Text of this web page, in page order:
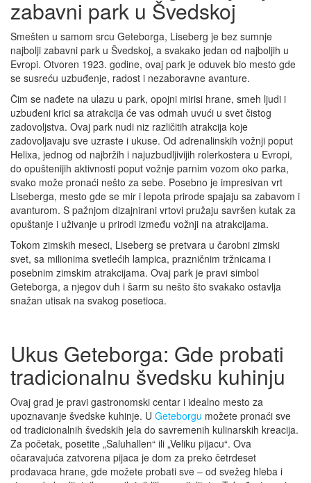
zabavni park u Švedskoj
Smešten u samom srcu Geteborga, Liseberg je bez sumnje
najbolji zabavni park u Švedskoj, a svakako jedan od najboljih u
Evropi. Otvoren 1923. godine, ovaj park je oduvek bio mesto gde
se susreću uzbuđenje, radost i nezaboravne avanture.
Čim se nađete na ulazu u park, opojni mirisi hrane, smeh ljudi i
uzbuđeni krici sa atrakcija će vas odmah uvući u svet čistog
zadovoljstva. Ovaj park nudi niz različitih atrakcija koje
zadovoljavaju sve uzraste i ukuse. Od adrenalinskih vožnji poput
Helixa, jednog od najbržih i najuzbudljivijih rolerkostera u Evropi,
do opuštenijih aktivnosti poput vožnje parnim vozom oko parka,
svako može pronaći nešto za sebe. Posebno je impresivan vrt
Liseberga, mesto gde se mir i lepota prirode spajaju sa zabavom i
avanturom. S pažnjom dizajnirani vrtovi pružaju savršen kutak za
opuštanje i uživanje u prirodi između vožnji na atrakcijama.
Tokom zimskih meseci, Liseberg se pretvara u čarobni zimski
svet, sa milionima svetlećih lampica, prazničnim tržnicama i
posebnim zimskim atrakcijama. Ovaj park je pravi simbol
Geteborga, a njegov duh i šarm su nešto što svakako ostavlja
snažan utisak na svakog posetioca.
Ukus Geteborga: Gde probati
tradicionalnu švedsku kuhinju
Ovaj grad je pravi gastronomski centar i idealno mesto za
upoznavanje švedske kuhinje. U Geteborgu možete pronaći sve
od tradicionalnih švedskih jela do savremenih kulinarskih kreacija.
Za početak, posetite „Saluhallen“ ili „Veliku pijacu“. Ova
očaravajuća zatvorena pijaca je dom za preko četrdeset
prodavaca hrane, gde možete probati sve – od svežeg hleba i